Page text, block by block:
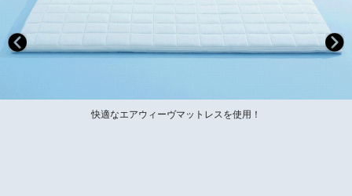
快適なエアウィーヴマットレスを使用！